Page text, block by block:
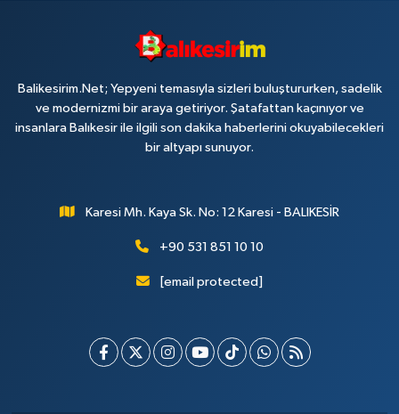
Balikesirim.Net; Yepyeni temasıyla sizleri buluştururken, sadelik
ve modernizmi bir araya getiriyor. Şatafattan kaçınıyor ve
insanlara Balıkesir ile ilgili son dakika haberlerini okuyabilecekleri
bir altyapı sunuyor.
Karesi Mh. Kaya Sk. No: 12 Karesi - BALIKESİR
+90 531 851 10 10
[email protected]